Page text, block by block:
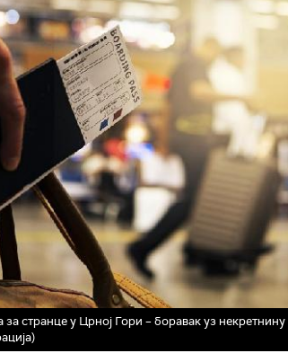
странце у Црној Гори – боравак уз